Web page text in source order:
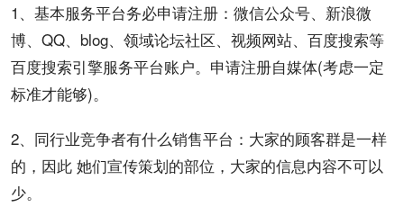
1、基本服务平台务必申请注册： 微信公众号、 新浪微
博、QQ、blog、领域论坛社区、 视频网站、 百度搜索等
百度搜索引擎服务平台账户。申请注册自媒体(考虑一定
标准才能够)。
2、同行业竞争者有什么销售平台：大家的顾客群是一样
的，因此 她们宣传策划的部位，大家的信息内容不可以
少。